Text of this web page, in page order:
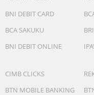
BNI DEBIT CARD
BCA SAKUKU
BNI DEBIT ONLINE
CIMB CLICKS
BTN MOBILE BANKING